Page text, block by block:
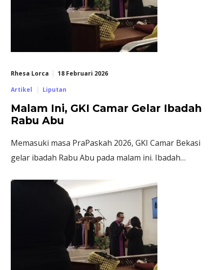
Rhesa Lorca
18 Februari 2026
Artikel
Liputan
Malam Ini, GKI Camar Gelar Ibadah
Rabu Abu
Memasuki masa PraPaskah 2026, GKI Camar Bekasi
gelar ibadah Rabu Abu pada malam ini. Ibadah…